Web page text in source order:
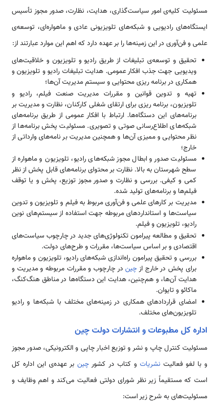
مسئولیت کلیه‌ی امور سیاست‌گذاری، هدایت، نظارت، صدور مجوز تأسیس
ایستگاه‌های رادیویی و شبکه‌های تلویزیونی عادی و ماهواره‌ای، توسعه‌ی
علمی و فن‌آوری در این زمینه‌ها را بر عهده دارد که اهم این موارد عبارتند از:
تحقیق و توسعه‌ی تبلیغات از طریق رادیو و تلویزیون و خلاقیت‌های
ویدیویی جهت جذب افکار عمومی. هدایت تبلیغات رادیو و تلویزیون و
همکاری در برنامه ریزی محتوایی و سیستم مدیریت آن‌ها؛
تهیه و تدوین قوانین و مقررات مدیریت صنعت فیلم، رادیو و
تلویزیون، برنامه ریزی برای ارتقای شغلی کارکنان، نظارت و مدیریت بر
برنامه‌های این دستگاه‌ها. ارتباط با افکار عمومی از طریق برنامه‌های
شبکه‌های اطلاع‌رسانی صوتی و تصویری. مسئولیت پخش برنامه‌ها از
نظر محتوایی و ممیزی آن‌ها و همچنین مدیریت بر نامه‌های وارداتی از
خارج؛
مسئولیت صدور و ابطال مجوز شبکه‌های رادیو، تلویزیون و ماهواره از
سطح شهرستان به بالا. نظارت بر محتوای برنامه‌های قابل پخش از نظر
کمی و کیفی. بررسی و نظارت و صدور مجوز توزیع، پخش و یا توقف
فیلم‌ها و برنامه‌های تولید شده.
مدیریت بر کارهای علمی و فن‌آوری مربوط به فیلم و تلویزیون و تدوین
سیاست‌ها و استانداردهای مربوطه جهت استفاده از سیستم‌های نوین
رادیو، تلویزیون و فیلم.
تحقیق و مطالعه پیرامون تکنولوژی‌های جدید در چارچوب سیاست‌های
اقتصادی و بر اساس سیاست‌ها، مقررات و طرح‌های دولت.
بررسی و تحقیق پیرامون راه‌اندازی شبکه‌های رادیو، تلویزیون و ماهواره
برای پخش در خارج ازچیندر چارچوب و مقررات مربوطه و مدیریت و
هدایت آن‌ها، و هم‌چنین، هدایت این دستگاه‌ها در مناطق هنگ‌کنگ،
ماکائو و تایوان.
امضای قراردادهای همکاری در زمینه‌های مختلف با شبکه‌ها و رادیو
تلویزیون‌های مختلف.
اداره کل مطبوعات و انتشارات دولت چین
مسئولیت کنترل چاپ و نشر و توزیع اخبار چاپی و الکترونیکی، صدور مجوز
و با لغو فعالیتنشریات و کتاب در کشور چینبر عهده‌ی این اداره‌ کل
است که مستقیماً زیر نظر شورای دولتی فعالیت می‌کند و اهم وظایف و
مسئولیت‌های به شرح زیر است: